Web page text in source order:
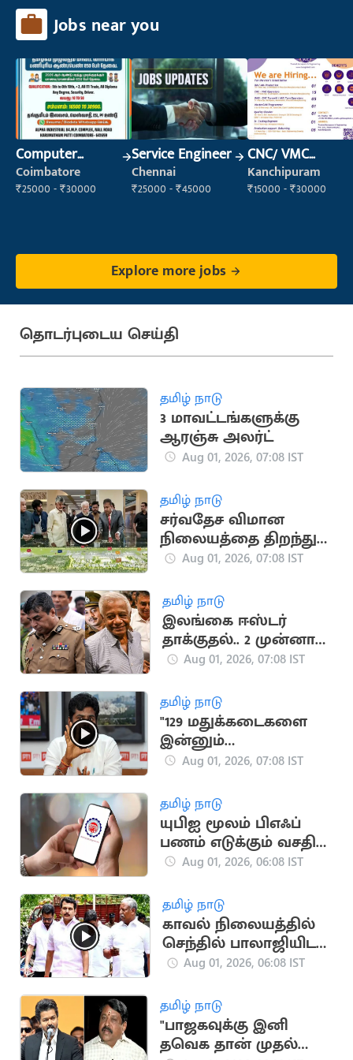
Jobs near you
Computer
Operator
Coimbatore
₹25000 - ₹30000
Service Engineer
Chennai
₹25000 - ₹45000
CNC/ VMC
Operator
Kanchipuram
₹15000 - ₹30000
Explore more jobs
தொடர்புடைய செய்தி
தமிழ் நாடு
3 மாவட்டங்களுக்கு
ஆரஞ்சு அலர்ட்
Aug 01, 2026, 07:08 IST
தமிழ் நாடு
சர்வதேச விமான
நிலையத்தை திறந்து
வைத்த பிரதமர்
Aug 01, 2026, 07:08 IST
தமிழ் நாடு
இலங்கை ஈஸ்டர்
தாக்குதல்.. 2 முன்னாள்
அதிகாரிகளுக்கு
Aug 01, 2026, 07:08 IST
தமிழ் நாடு
"129 மதுக்கடைகளை
இன்னும்
மூடவில்லை”.. தவெக
குற்றச்சாட்டு
Aug 01, 2026, 07:08 IST
தமிழ் நாடு
யுபிஐ மூலம் பிஎஃப்
பணம் எடுக்கும் வசதி..
இம்மாதம் அறிமுகமாக
Aug 01, 2026, 06:08 IST
தமிழ் நாடு
காவல் நிலையத்தில்
செந்தில் பாலாஜியிடம்
விசாரணை
Aug 01, 2026, 06:08 IST
தமிழ் நாடு
"பாஜகவுக்கு இனி
தவெக தான் முதல்